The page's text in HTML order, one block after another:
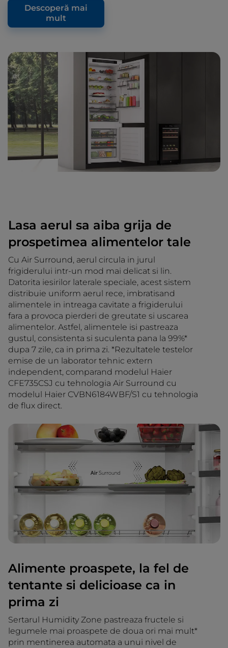
Descoperă mai
mult
Lasa aerul sa aiba grija de
prospetimea alimentelor tale
Cu Air Surround, aerul circula in jurul
frigiderului intr-un mod mai delicat si lin.
Datorita iesirilor laterale speciale, acest sistem
distribuie uniform aerul rece, imbratisand
alimentele in intreaga cavitate a frigiderului
fara a provoca pierderi de greutate si uscarea
alimentelor. Astfel, alimentele isi pastreaza
gustul, consistenta si suculenta pana la 99%*
dupa 7 zile, ca in prima zi. *Rezultatele testelor
emise de un laborator tehnic extern
independent, comparand modelul Haier
CFE735CSJ cu tehnologia Air Surround cu
modelul Haier CVBN6184WBF/S1 cu tehnologia
de flux direct.
Alimente proaspete, la fel de
tentante si delicioase ca in
prima zi
Sertarul Humidity Zone pastreaza fructele si
legumele mai proaspete de doua ori mai mult*
prin mentinerea automata a unui nivel de